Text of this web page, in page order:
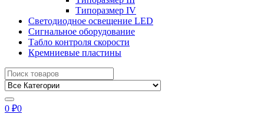
Типоразмер IV
Светодиодное освещение LED
Сигнальное оборудование
Табло контроля скорости
Кремниевые пластины
Найти:
0 ₽0